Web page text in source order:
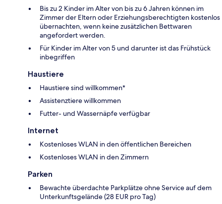
Bis zu 2 Kinder im Alter von bis zu 6 Jahren können im
Zimmer der Eltern oder Erziehungsberechtigten kostenlos
übernachten, wenn keine zusätzlichen Bettwaren
angefordert werden.
Für Kinder im Alter von 5 und darunter ist das Frühstück
inbegriffen
Haustiere
Haustiere sind willkommen*
Assistenztiere willkommen
Futter- und Wassernäpfe verfügbar
Internet
Kostenloses WLAN in den öffentlichen Bereichen
Kostenloses WLAN in den Zimmern
Parken
Bewachte überdachte Parkplätze ohne Service auf dem
Unterkunftsgelände (28 EUR pro Tag)